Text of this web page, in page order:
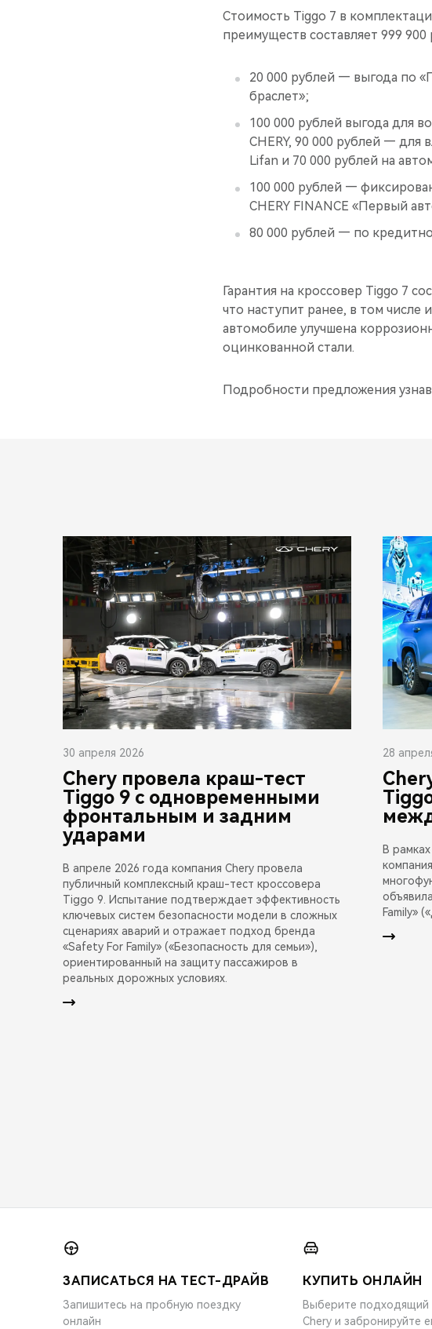
Стоимость Tiggo 7 в
преимуществ составляет 999 900
20 000 рублей — выгода по
браслет»;
100 000 рублей выгода для
CHERY, 90 000 рублей — для
Lifan и 70 000 рублей на
100 000 рублей —
CHERY FINANCE «Первый
80 000 рублей — по
Гарантия на кроссовер Tiggo 7
что наступит ранее, в том числе
автомобиле улучшена
оцинкованной стали.
Подробности предложения
30 апреля 2026
Chery провела краш-тест
Tiggo 9 с одновременными
фронтальным и задним
ударами
В апреле 2026 года компания Chery провела
публичный комплексный краш-тест кроссовера
Tiggo 9. Испытание подтверждает эффективность
ключевых систем безопасности модели в сложных
сценариях аварий и отражает подход бренда
«Safety For Family» («Безопасность для семьи»),
ориентированный на защиту пассажиров в
реальных дорожных условиях.
28
В
Family»
ЗАПИСАТЬСЯ НА ТЕСТ-ДРАЙВ
Запишитесь на пробную поездку
онлайн
КУПИТЬ ОНЛАЙН
Выберите подходящий
Chery и забронируйте